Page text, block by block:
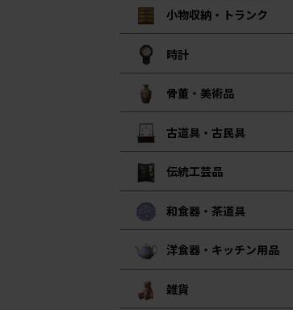
小物収納・トランク
時計
骨董・美術品
古道具・古民具
伝統工芸品
和食器・茶道具
洋食器・キッチン用品
雑貨